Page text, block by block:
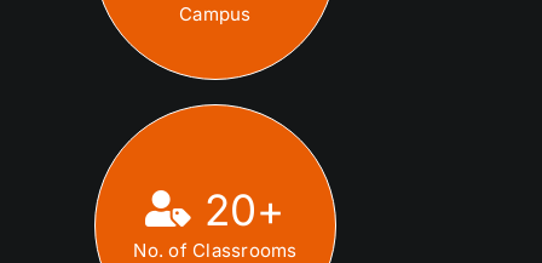
Campus
20+
No. of Classrooms